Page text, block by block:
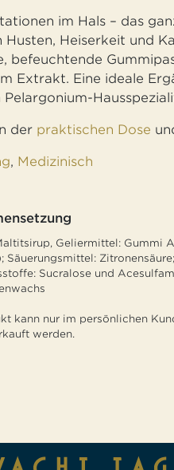
im Hals – das
Husten, Heiserkeit und
befeuchtende
Extrakt. Eine ideale
der praktischen Dose
, Medizinisch
Geliermittel: Gummi
Säuerungsmittel:
Sucralose und
kann nur im persönlichen
werden.